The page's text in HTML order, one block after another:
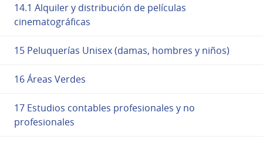
14.1 Alquiler y distribución de películas
cinematográficas
15 Peluquerías Unisex (damas, hombres y niños)
16 Áreas Verdes
17 Estudios contables profesionales y no
profesionales